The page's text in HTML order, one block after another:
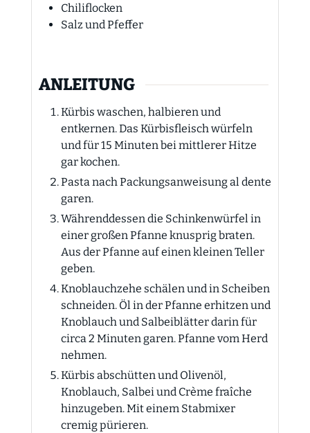
Chiliflocken
Salz und Pfeffer
ANLEITUNG
Kürbis waschen, halbieren und
entkernen. Das Kürbisfleisch würfeln
und für 15 Minuten bei mittlerer Hitze
gar kochen.
Pasta nach Packungsanweisung al dente
garen.
Währenddessen die Schinkenwürfel in
einer großen Pfanne knusprig braten.
Aus der Pfanne auf einen kleinen Teller
geben.
Knoblauchzehe schälen und in Scheiben
schneiden. Öl in der Pfanne erhitzen und
Knoblauch und Salbeiblätter darin für
circa 2 Minuten garen. Pfanne vom Herd
nehmen.
Kürbis abschütten und Olivenöl,
Knoblauch, Salbei und Crème fraîche
hinzugeben. Mit einem Stabmixer
cremig pürieren.